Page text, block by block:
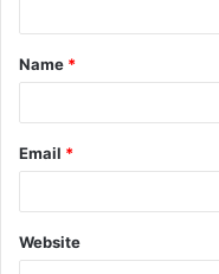
Name *
Email *
Website